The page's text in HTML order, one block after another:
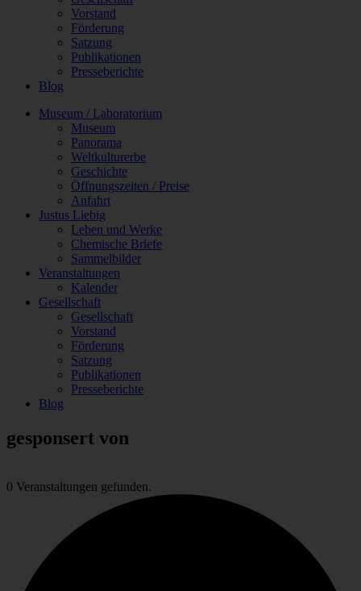
Vorstand
Förderung
Satzung
Publikationen
Presseberichte
Blog
Museum / Laboratorium
Museum
Panorama
Weltkulturerbe
Geschichte
Öffnungszeiten / Preise
Anfahrt
Justus Liebig
Leben und Werke
Chemische Briefe
Sammelbilder
Veranstaltungen
Kalender
Gesellschaft
Gesellschaft
Vorstand
Förderung
Satzung
Publikationen
Presseberichte
Blog
gesponsert von
0 Veranstaltungen gefunden.